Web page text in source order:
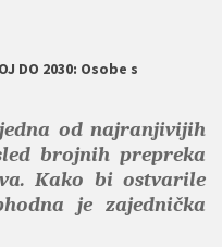
DO 2030: Osobe s
od najranjivijih
brojnih prepreka
Kako bi ostvarile
je zajednička